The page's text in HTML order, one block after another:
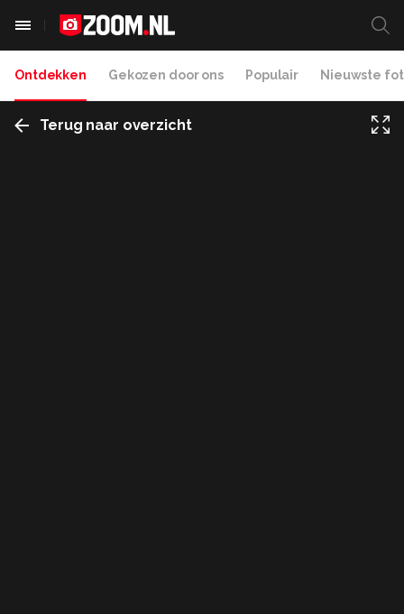
Ontdekken Gekozen door ons Populair Nieuwste
Terug naar overzicht